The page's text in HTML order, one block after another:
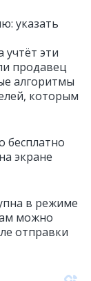
указать
учтёт эти
продавец
алгоритмы
которым
бесплатно
экране
в режиме
можно
отправки